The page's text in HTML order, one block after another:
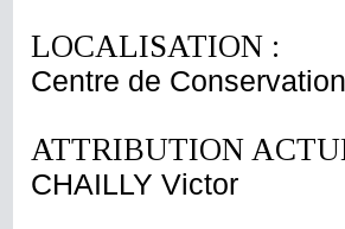
LOCALISATION :
Centre de
ATTRIBUTION
CHAILLY Victor